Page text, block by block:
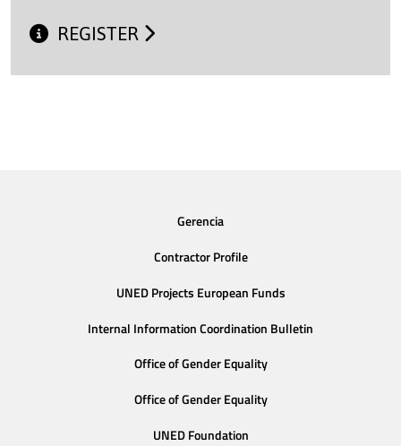
REGISTER
Gerencia
Contractor Profile
UNED Projects European Funds
Internal Information Coordination Bulletin
Office of Gender Equality
Office of Gender Equality
UNED Foundation